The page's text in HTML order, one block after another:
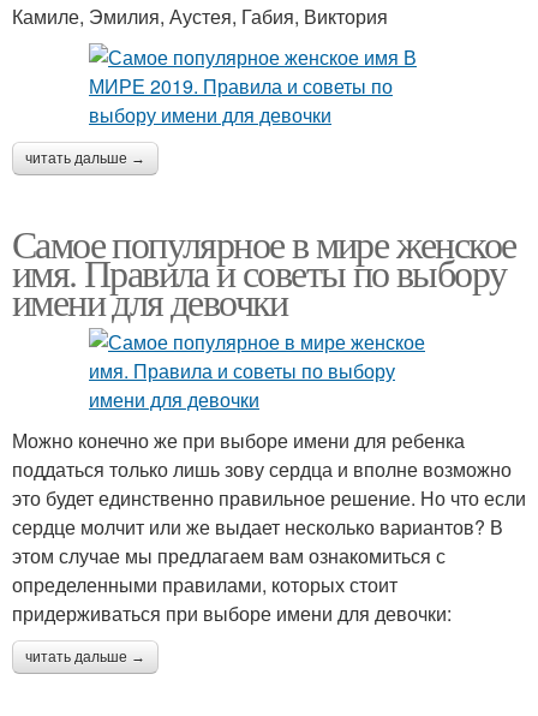
Камиле, Эмилия, Аустея, Габия, Виктория
читать дальше →
Самое популярное в мире женское
имя. Правила и советы по выбору
имени для девочки
Можно конечно же при выборе имени для ребенка
поддаться только лишь зову сердца и вполне возможно
это будет единственно правильное решение. Но что если
сердце молчит или же выдает несколько вариантов? В
этом случае мы предлагаем вам ознакомиться с
определенными правилами, которых стоит
придерживаться при выборе имени для девочки:
читать дальше →